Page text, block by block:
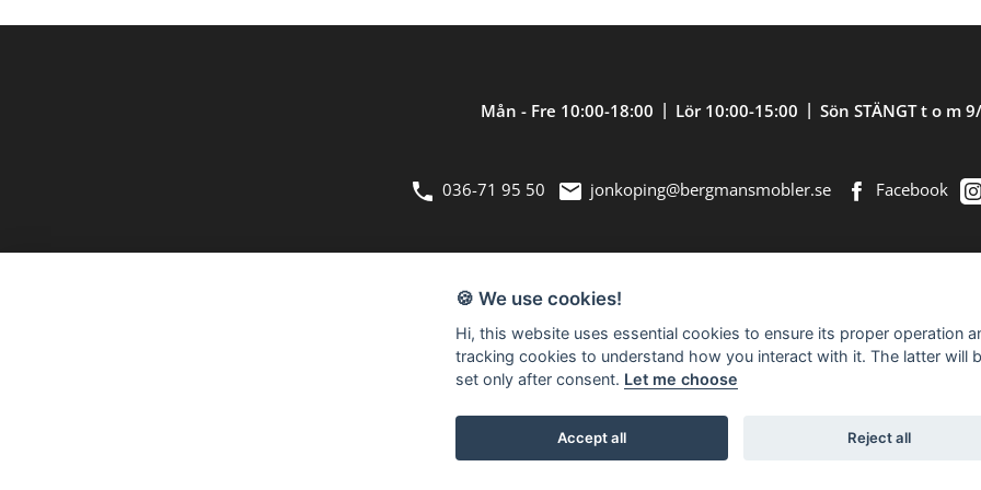
Mån - Fre 10:00-18:00 Lör 10:00-15:00 Sön STÄNGT t o m
036-71 95 50 jonkoping@bergmansmobler.se Facebook
Bergmans Möbler är en fullsortimentsbutik inom möbler och heminredning. Välkommen in till vår nästan 2.500
🍪 We use cookies!
Hi, this website uses essential cookies to ensure its proper operation
tracking cookies to understand how you interact with it. The latter will
set only after consent. Let me choose
Accept all Reject all